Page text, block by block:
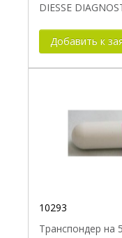
DIESSE
Добавить к
10293
Транспондер на